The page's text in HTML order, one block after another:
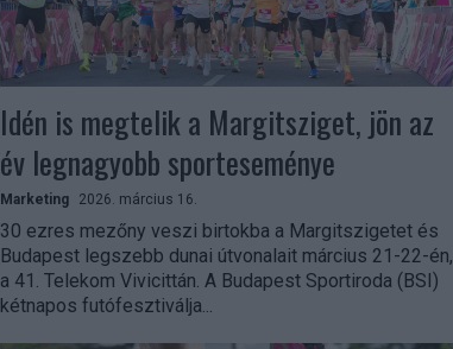
Idén is megtelik a Margitsziget, jön az
év legnagyobb sporteseménye
Marketing 2026. március 16.
30 ezres mezőny veszi birtokba a Margitszigetet és
Budapest legszebb dunai útvonalait március 21-22-én,
a 41. Telekom Vivicittán. A Budapest Sportiroda (BSI)
kétnapos futófesztiválja...